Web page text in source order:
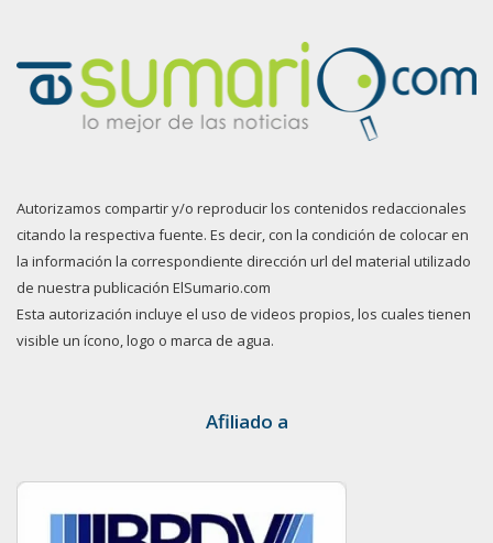
Autorizamos compartir y/o reproducir los contenidos redaccionales
citando la respectiva fuente. Es decir, con la condición de colocar en
la información la correspondiente dirección url del material utilizado
de nuestra publicación ElSumario.com
Esta autorización incluye el uso de videos propios, los cuales tienen
visible un ícono, logo o marca de agua.
Afiliado a